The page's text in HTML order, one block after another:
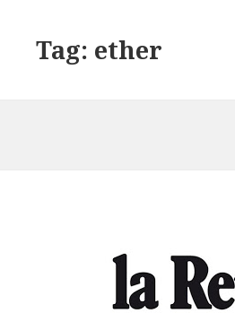
Tag: ether